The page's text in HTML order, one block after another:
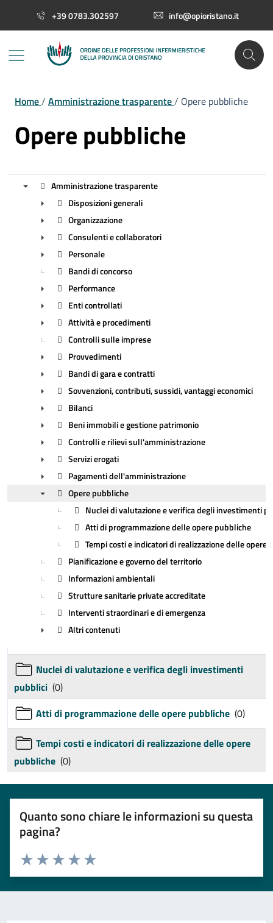
+39 0783.302597 info@opioristano.it
Home/ Amministrazione trasparente/ Opere pubbliche
Opere pubbliche
Amministrazione trasparente
►
Disposizioni generali
►
Organizzazione
►
Consulenti e collaboratori
►
Personale
Bandi di concorso
►
Performance
►
Enti controllati
►
Attività e procedimenti
Controlli sulle imprese
►
Provvedimenti
►
Bandi di gara e contratti
►
Sovvenzioni, contributi, sussidi, vantaggi economici
►
Bilanci
►
Beni immobili e gestione patrimonio
►
Controlli e rilievi sull'amministrazione
►
Servizi erogati
►
Pagamenti dell'amministrazione
Opere pubbliche
Nuclei di valutazione e verifica degli investimenti
Atti di programmazione delle opere pubbliche
Tempi costi e indicatori di realizzazione delle opere
Pianificazione e governo del territorio
Informazioni ambientali
Strutture sanitarie private accreditate
Interventi straordinari e di emergenza
Altri contenuti
Nuclei di valutazione e verifica degli investimenti
pubblici (0)
Atti di programmazione delle opere pubbliche (0)
Tempi costi e indicatori di realizzazione delle opere
pubbliche (0)
Quanto sono chiare le informazioni su questa
pagina?
Valuta 5 stelle su 5
Valuta 4 stelle su 5
Valuta 3 stelle su 5
Valuta 2 stelle su 5
Valuta 1 stelle su 5